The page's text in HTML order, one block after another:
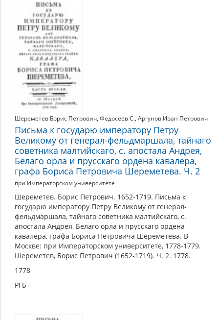
Шереметев Борис Петрович, Федосеев С., Аргунов Иван Петрович
Письма к государю императору Петру
Великому от генерал-фельдмаршала, тайнаго
советника малтийскаго, с. апостала Андрея,
Белаго орла и прусскаго ордена кавалера,
графа Бориса Петровича Шереметева. Ч. 2
при Императорском университете
Шереметев. Борис Петрович. 1652-1719. Письма к
государю императору Петру Великому от генерал-
фельдмаршала, тайнаго советника малтийскаго, с.
апостала Андрея, Белаго орла и прусскаго ордена
кавалера, графа Бориса Петровича Шереметева. В
Москве: при Императорском университете, 1778-1779.
Шереметев, Борис Петрович (1652-1719). Ч. 2. 1778.
1778
РГБ